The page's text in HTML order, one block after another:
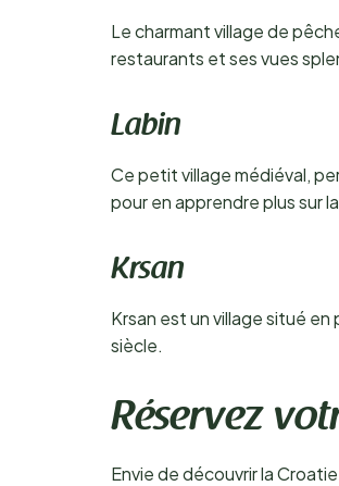
Le charmant village de
restaurants et ses vues
Labin
Ce petit village médiéval,
pour en apprendre plus sur
Krsan
Krsan est un village situé
siècle.
Réservez
Envie de découvrir la